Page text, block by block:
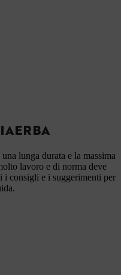
lunga durata e la massima
lavoro e di norma deve
i consigli e i suggerimenti per